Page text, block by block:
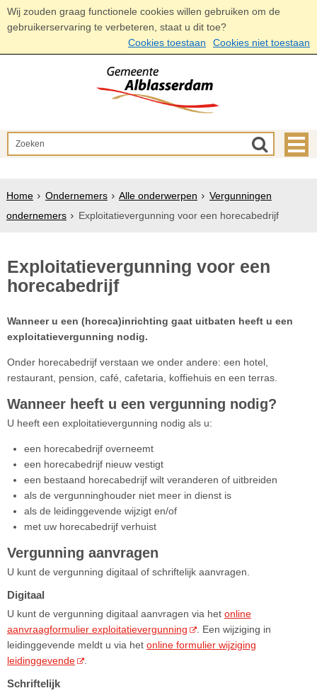
Wij zouden graag functionele cookies willen gebruiken om de
gebruikerservaring te verbeteren, staat u dit toe?
Cookies toestaan
Cookies niet toestaan
Home Ondernemers Alle onderwerpen
Vergunningen
ondernemers
Exploitatievergunning voor een horecabedrijf
Exploitatievergunning voor een
horecabedrijf
Wanneer u een (horeca)inrichting gaat uitbaten heeft u een
exploitatievergunning nodig.
Onder horecabedrijf verstaan we onder andere: een hotel,
restaurant, pension, café, cafetaria, koffiehuis en een terras.
Wanneer heeft u een vergunning nodig?
U heeft een exploitatievergunning nodig als u:
een horecabedrijf overneemt
een horecabedrijf nieuw vestigt
een bestaand horecabedrijf wilt veranderen of uitbreiden
als de vergunninghouder niet meer in dienst is
als de leidinggevende wijzigt en/of
met uw horecabedrijf verhuist
Vergunning aanvragen
U kunt de vergunning digitaal of schriftelijk aanvragen.
Digitaal
U kunt de vergunning digitaal aanvragen via het online
aanvraagformulier exploitatievergunning
. Een wijziging in
leidinggevende meldt u via het online formulier wijziging
leidinggevende
.
Schriftelijk